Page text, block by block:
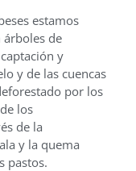
estamos
de
y
y de las cuencas
por los
los
de la
y la quema
pastos.